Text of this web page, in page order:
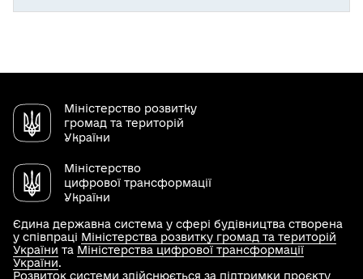
Міністерство розвитку
громад та територій
України
Міністерство
цифрової трансформації
України
Єдина державна система у сфері будівництва створена
у співпраці Міністерства розвитку громад та територій
України та Міністерства цифрової трансформації
України.
Розвиток системи здійснюється за підтримки проєкту